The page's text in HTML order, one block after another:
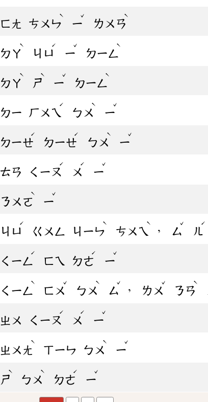
ㄈㄤ ㄘㄨㄣ
ˋ
ㄧ
ˇ
ㄌㄨㄢ
ˋ
ㄉㄚ
ˋ
ㄐㄩ
ˊ
ㄧ
ˇ
ㄉㄧㄥ
ˋ
ㄉㄚ
ˋ
ㄕ
ˋ
ㄧ
ˇ
ㄉㄧㄥ
ˋ
ㄉㄧ ㄏㄨㄟ
ˊ
ㄅㄨ
ˋ
ㄧ
ˇ
ㄉㄧㄝ
ˊ
ㄉㄧㄝ
ˊ
ㄅㄨ
ˋ
ㄧ
ˇ
ㄊㄢ ㄑㄧㄡ
ˊ
ㄨ
ˊ
ㄧ
ˇ
ㄋㄨㄛ
ˋ
ㄧ
ˇ
ㄐㄩ
ˊ
ㄍㄨㄥ ㄐㄧㄣ
ˋ
ㄘㄨㄟ
ˋ
， ㄙ
ˇ
ㄦ
ˊ
ㄑㄧㄥ
ˊ
ㄈㄟ ㄉㄜ
ˊ
ㄧ
ˇ
ㄑㄧㄥ
ˋ
ㄈㄨ
ˇ
ㄅㄨ
ˋ
ㄙ
ˇ
， ㄌㄨ
ˇ
ㄋㄢ
ˋ
ㄓㄨ ㄑㄧㄡ
ˊ
ㄨ
ˊ
ㄧ
ˇ
ㄓㄨㄤ
ˋ
ㄒㄧㄣ ㄅㄨ
ˋ
ㄧ
ˇ
ㄕ
ˋ
ㄅㄨ
ˋ
ㄉㄜ
ˊ
ㄧ
ˇ